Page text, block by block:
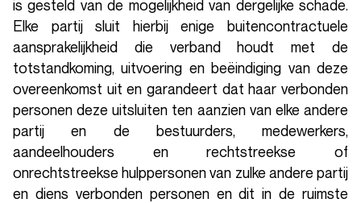
is gesteld van de mogelijkheid van dergelijke schade.
Elke partij sluit hierbij enige buitencontractuele
aansprakelijkheid die verband houdt met de
totstandkoming, uitvoering en beëindiging van deze
overeenkomst uit en garandeert dat haar verbonden
personen deze uitsluiten ten aanzien van elke andere
partij en de bestuurders, medewerkers,
aandeelhouders en rechtstreekse of
onrechtstreekse hulppersonen van zulke andere partij
en diens verbonden personen en dit in de ruimste